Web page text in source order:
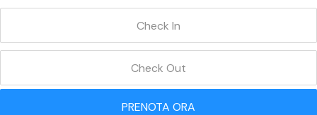
PRENOTA ORA